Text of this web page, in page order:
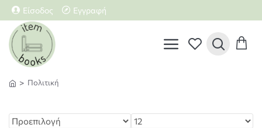
Είσοδος Εγγραφή
Πολιτική